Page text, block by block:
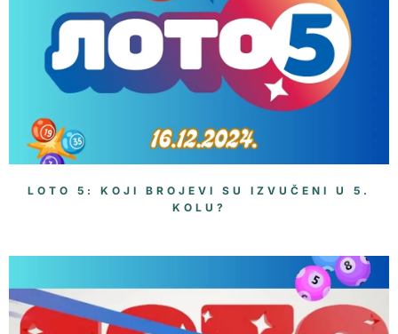
LOTO 5: KOJI BROJEVI SU IZVUČENI U 5.
KOLU?